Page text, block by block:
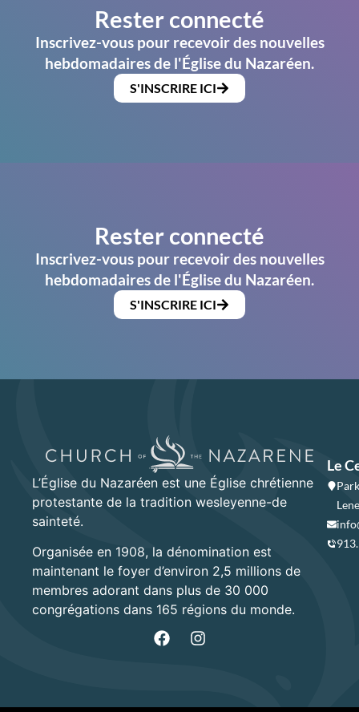
Rester connecté
Inscrivez-vous pour recevoir des nouvelles
hebdomadaires de l'Église du Nazaréen.
S'INSCRIRE ICI
Rester connecté
Inscrivez-vous pour recevoir des nouvelles
hebdomadaires de l'Église du Nazaréen.
S'INSCRIRE ICI
L’Église du Nazaréen est une Église chrétienne
protestante de la tradition wesleyenne-de
sainteté.
Organisée en 1908, la dénomination est
maintenant le foyer d’environ 2,5 millions de
membres adorant dans plus de 30 000
congrégations dans 165 régions du monde.
Le